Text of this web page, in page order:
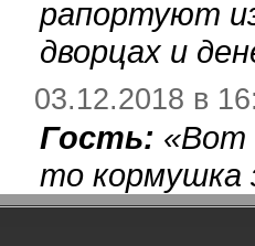
рапортуют
дворцах и
03.12.2018 в
Гость: «Вот
то кормушка